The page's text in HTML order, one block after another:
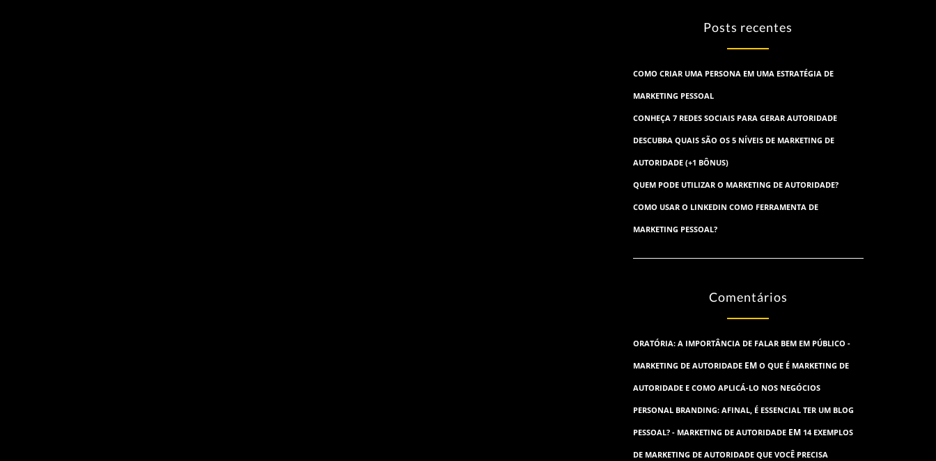
Posts recentes
COMO CRIAR UMA PERSONA EM UMA ESTRATÉGIA DE
MARKETING PESSOAL
CONHEÇA 7 REDES SOCIAIS PARA GERAR AUTORIDADE
DESCUBRA QUAIS SÃO OS 5 NÍVEIS DE MARKETING DE
AUTORIDADE (+1 BÔNUS)
QUEM PODE UTILIZAR O MARKETING DE AUTORIDADE?
COMO USAR O LINKEDIN COMO FERRAMENTA DE
MARKETING PESSOAL?
Comentários
ORATÓRIA: A IMPORTÂNCIA DE FALAR BEM EM PÚBLICO -
MARKETING DE AUTORIDADEEM O QUE É MARKETING DE
AUTORIDADE E COMO APLICÁ-LO NOS NEGÓCIOS
PERSONAL BRANDING: AFINAL, É ESSENCIAL TER UM BLOG
PESSOAL? - MARKETING DE AUTORIDADEEM 14 EXEMPLOS
DE MARKETING DE AUTORIDADE QUE VOCÊ PRECISA